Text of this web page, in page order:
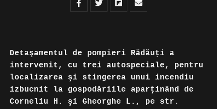
Detaşamentul de pompieri Rădăuţi a
intervenit, cu trei autospeciale, pentru
localizarea şi stingerea unui incendiu
izbucnit la gospodăriile aparţinând de
Corneliu H. şi Gheorghe L., pe str.